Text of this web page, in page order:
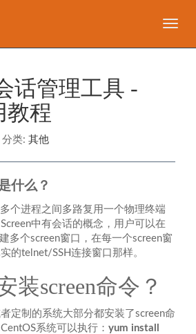
导
话管理工具 -
教程
分类: 其他
什么？
个进程之间多路复用一个物理终端
中有会话的概念，用户可以在
多个screen窗口，在每一个screen窗
的telnet/SSH连接窗口那样。
装screen命令？
定制的系统大部分都安装了screen命
系统可以执行： yum install